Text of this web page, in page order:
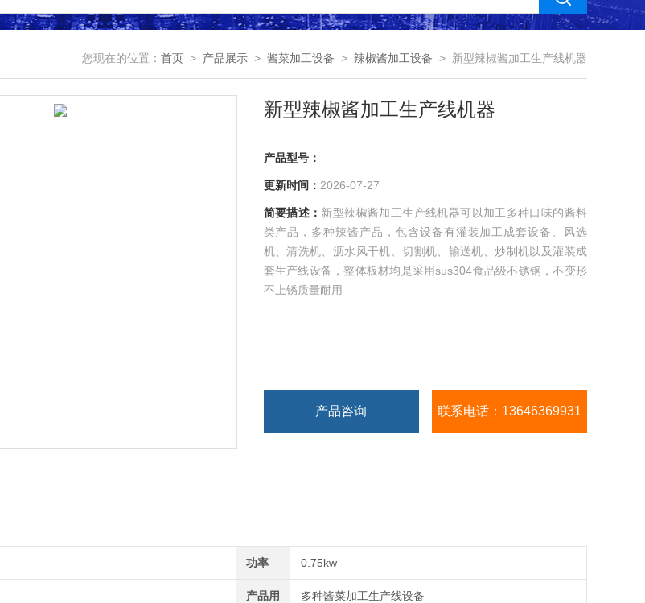
您现在的位置： 首页 > 产品展示 > 酱菜加工设备 > 辣椒酱加工设备 > 新型辣椒酱加工生产线机器
新型辣椒酱加工生产线机器
产品型号：
更新时间： 2026-07-27
简要描述： 新型辣椒酱加工生产线机器可以加工多种口味的酱料
类产品，多种辣酱产品，包含设备有灌装加工成套设备、风选
机、清洗机、沥水风干机、切割机、输送机、炒制机以及灌装成
套生产线设备，整体板材均是采用sus304食品级不锈钢，不变形
不上锈质量耐用
产品咨询 联系电话：13646369931
功率 0.75kw
产品用
多种酱菜加工生产线设备